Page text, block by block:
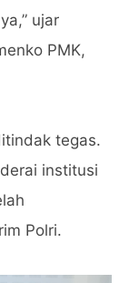
ujar
PMK,
tegas.
institusi
Polri.